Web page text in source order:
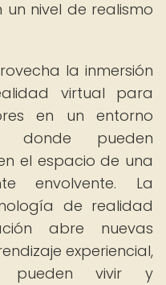
nivel de realismo
la inmersión
virtual para
en un entorno
donde pueden
el espacio de una
envolvente. La
de realidad
abre nuevas
experiencial,
pueden vivir y